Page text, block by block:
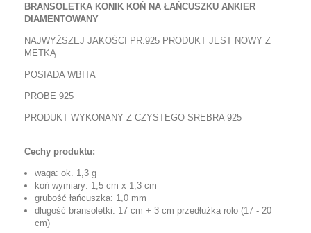
BRANSOLETKA KONIK KOŃ NA ŁAŃCUSZKU ANKIER
DIAMENTOWANY
NAJWYŻSZEJ JAKOŚCI PR.925 PRODUKT JEST NOWY Z
METKĄ
POSIADA WBITA
PROBE 925
PRODUKT WYKONANY Z CZYSTEGO SREBRA 925
Cechy produktu:
waga: ok. 1,3 g
koń wymiary: 1,5 cm x 1,3 cm
grubość łańcuszka: 1,0 mm
długość bransoletki: 17 cm + 3 cm przedłużka rolo (17 - 20
cm)